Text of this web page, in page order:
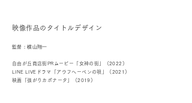
映像作品のタイトルデザイン
監督：​横山翔一
自由が丘商店街PRムービー「女神の街」（2022）
LINE LIVEドラマ「アウフヘーベンの唄」（2021）
映画「強がりカポナータ」（2019）